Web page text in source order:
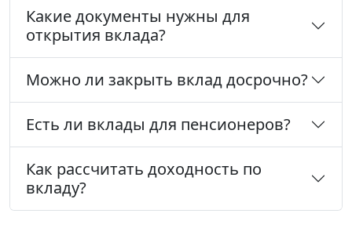
Какие документы нужны для
открытия вклада?
Можно ли закрыть вклад досрочно?
Есть ли вклады для пенсионеров?
Как рассчитать доходность по
вкладу?